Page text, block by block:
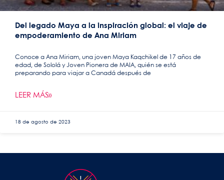
Del legado Maya a la inspiración global: el viaje de
empoderamiento de Ana Miriam
Conoce a Ana Miriam, una joven Maya Kaqchikel de 17 años de
edad, de Sololá y Joven Pionera de MAIA, quién se está
preparando para viajar a Canadá después de
LEER MÁS»
18 de agosto de 2023